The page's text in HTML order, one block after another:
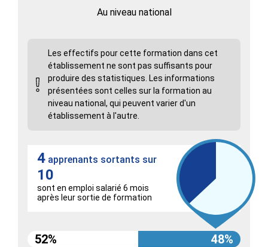
Au niveau national
Les effectifs pour cette formation dans cet
établissement ne sont pas suffisants pour
produire des statistiques. Les informations
présentées sont celles sur la formation au
niveau national, qui peuvent varier d'un
établissement à l'autre.
4 apprenants sortants sur
10
sont en emploi salarié 6 mois
après leur sortie de formation
52% 48%